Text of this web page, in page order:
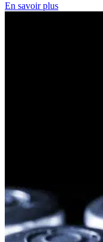
En savoir plus